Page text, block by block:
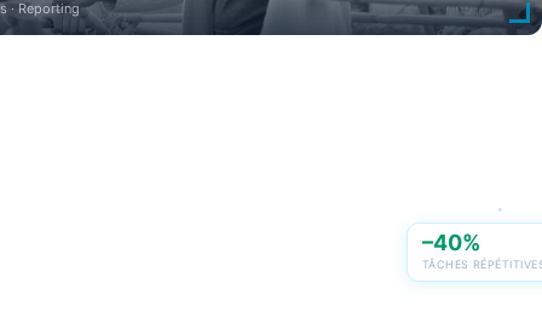
· Reporting
–40%
TÂCHES